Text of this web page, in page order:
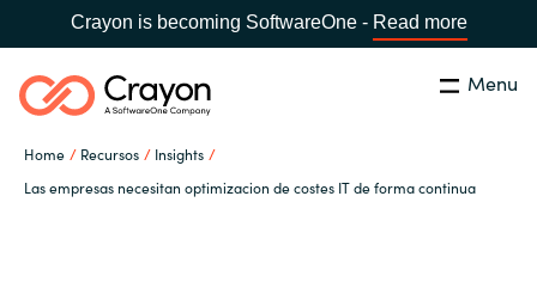
Crayon is becoming SoftwareOne - Read more
Menu
Home Recursos
Insights
Las empresas necesitan optimizacion de costes IT de forma continua
Buscar cerrar
Nuestra experiencia